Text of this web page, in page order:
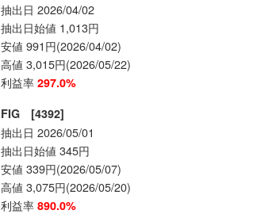
抽出日 2026/04/02
抽出日始値 1,013円
安値 991円(2026/04/02)
高値 3,015円(2026/05/22)
利益率 297.0%
FIG [4392]
抽出日 2026/05/01
抽出日始値 345円
安値 339円(2026/05/07)
高値 3,075円(2026/05/20)
利益率 890.0%